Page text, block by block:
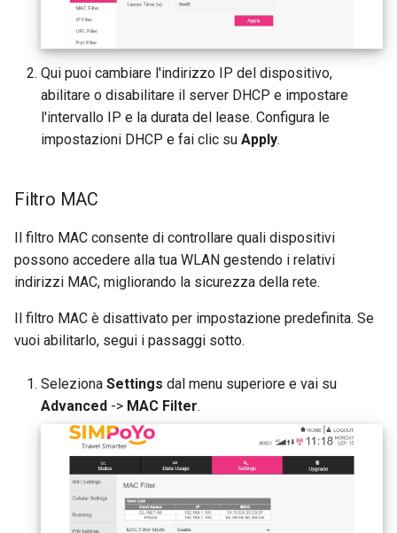
Qui puoi cambiare l'indirizzo IP del dispositivo,
abilitare o disabilitare il server DHCP e impostare
l'intervallo IP e la durata del lease. Configura le
impostazioni DHCP e fai clic su Apply.
Filtro MAC
Il filtro MAC consente di controllare quali dispositivi
possono accedere alla tua WLAN gestendo i relativi
indirizzi MAC, migliorando la sicurezza della rete.
Il filtro MAC è disattivato per impostazione predefinita. Se
vuoi abilitarlo, segui i passaggi sotto.
Seleziona Settings dal menu superiore e vai su
Advanced -> MAC Filter.